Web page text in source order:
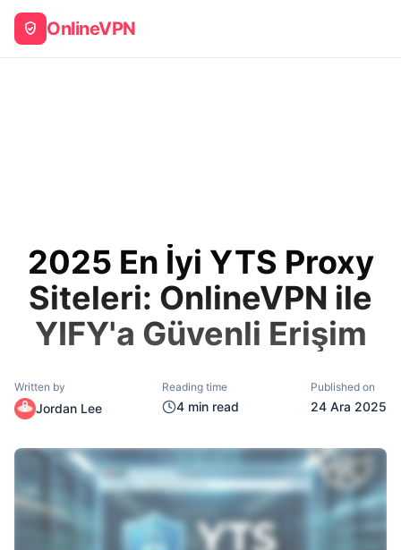
OnlineVPN
2025 En İyi YTS Proxy
Siteleri: OnlineVPN ile
YIFY'a Güvenli Erişim
Written by
Jordan Lee
Reading time
4min read
Published on
24 Ara 2025